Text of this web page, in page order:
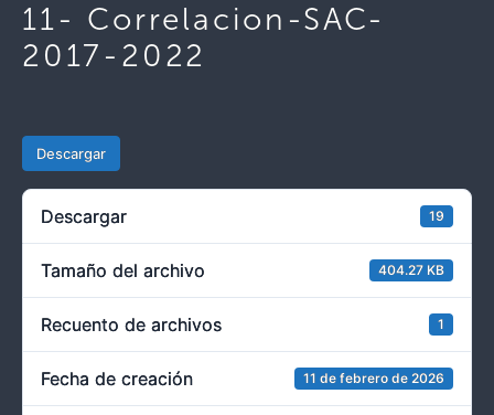
11- Correlacion-SAC-
2017-2022
Descargar
Descargar 19
Tamaño del archivo 404.27 KB
Recuento de archivos 1
Fecha de creación 11 de febrero de 2026